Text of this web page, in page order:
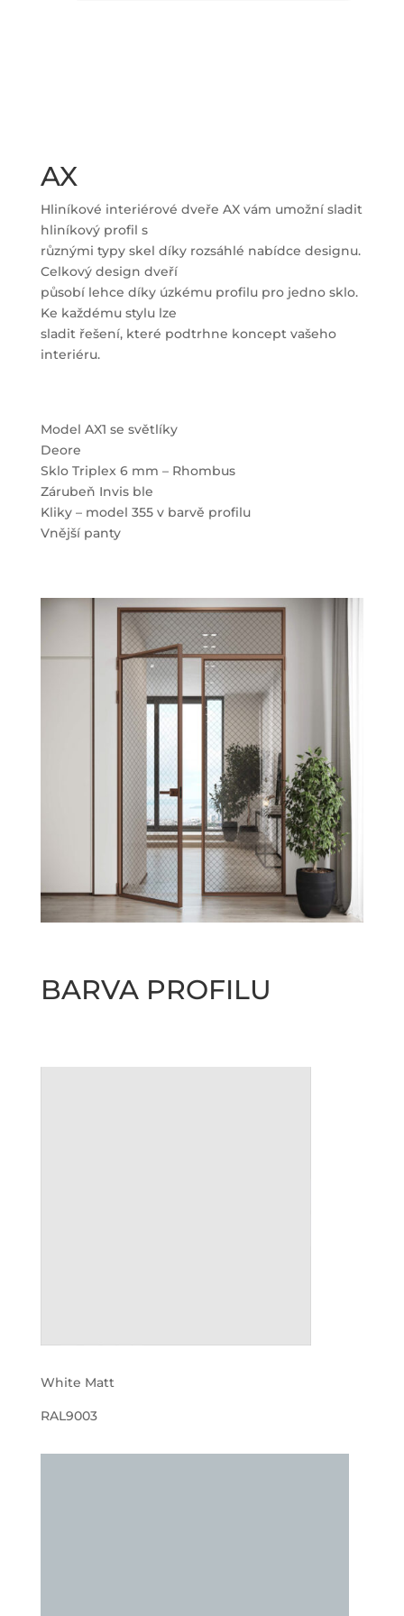
AX
Hliníkové interiérové dveře AX vám umožní sladit
hliníkový profil s
různými typy skel díky rozsáhlé nabídce designu.
Celkový design dveří
působí lehce díky úzkému profilu pro jedno sklo.
Ke každému stylu lze
sladit řešení, které podtrhne koncept vašeho
interiéru.
Model AX1 se světlíky
Deore
Sklo Triplex 6 mm – Rhombus
Zárubeň Invis ble
Kliky – model 355 v barvě profilu
Vnější panty
BARVA PROFILU
White Matt
RAL9003